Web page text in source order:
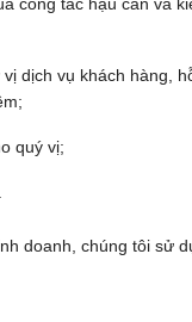
dịch vụ khách hàng,
quý vị;
doanh, chúng tôi sử